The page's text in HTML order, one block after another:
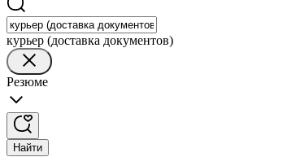
курьер (доставка документов)
Резюме
Найти